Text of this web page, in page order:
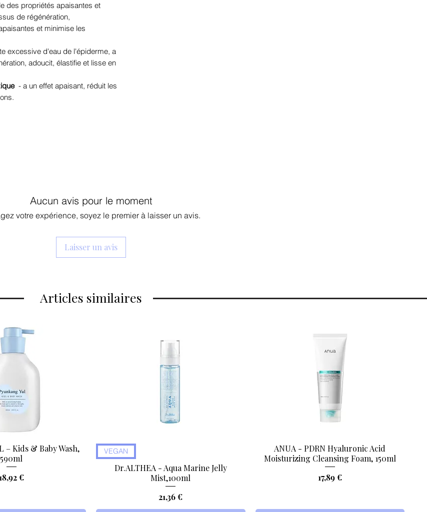
des propriétés apaisantes et
de régénération,
et minimise les
excessive d'eau de l'épiderme, a
adoucit, élastifie et lisse en
- a un effet apaisant, réduit les
dipotassique , éthylhexylglycérine
Aucun avis pour le moment
votre expérience, soyez le premier à laisser un avis.
Laisser un avis
Articles similaires
rapide
– Kids & Baby Wash,
590ml
€
VEGAN
Dr.ALTHEA - Aqua Marine Jelly
Mist,100ml
Prix
21,36 €
Aperçu rapide
ANUA - PDRN Hyaluronic Acid
Moisturizing Cleansing Foam, 150ml
Prix
17,89 €